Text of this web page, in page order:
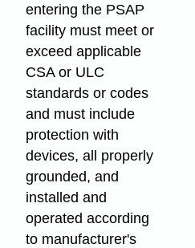
entering the PSAP
facility must meet or
exceed applicable
CSA or ULC
standards or codes
and must include
protection with
devices, all properly
grounded, and
installed and
operated according
to manufacturer's